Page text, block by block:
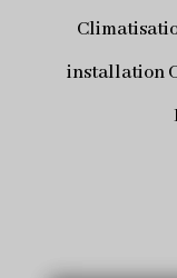
installation